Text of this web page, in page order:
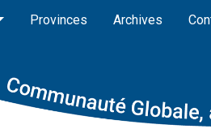
Provinces Archives